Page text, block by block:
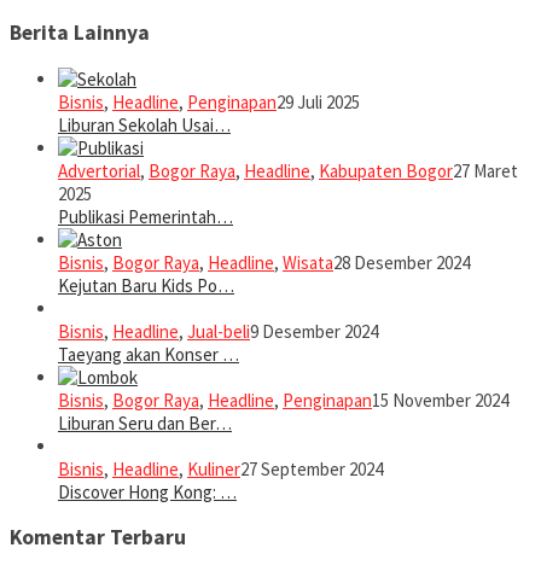
Berita Lainnya
Bisnis, Headline, Penginapan29 Juli 2025
Liburan Sekolah Usai…
Advertorial, Bogor Raya, Headline, Kabupaten Bogor27 Maret
2025
Publikasi Pemerintah…
Bisnis, Bogor Raya, Headline, Wisata28 Desember 2024
Kejutan Baru Kids Po…
Bisnis, Headline, Jual-beli9 Desember 2024
Taeyang akan Konser …
Bisnis, Bogor Raya, Headline, Penginapan15 November 2024
Liburan Seru dan Ber…
Bisnis, Headline, Kuliner27 September 2024
Discover Hong Kong: …
Komentar Terbaru